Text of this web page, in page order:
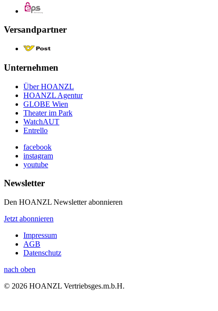
Versandpartner
Unternehmen
Über HOANZL
HOANZL Agentur
GLOBE Wien
Theater im Park
WatchAUT
Entrello
facebook
instagram
youtube
Newsletter
Den HOANZL Newsletter abonnieren
Jetzt abonnieren
Impressum
AGB
Datenschutz
nach oben
© 2026 HOANZL Vertriebsges.m.b.H.